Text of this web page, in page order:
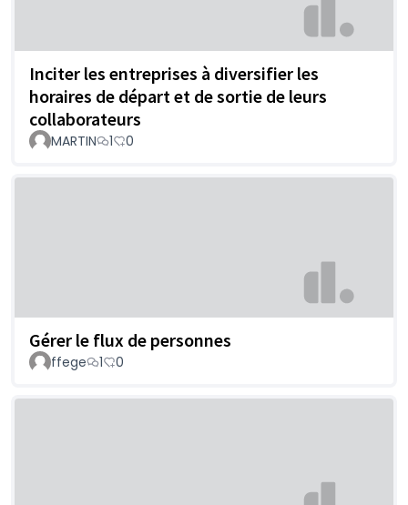
Inciter les entreprises à diversifier les
horaires de départ et de sortie de leurs
collaborateurs
MARTIN 1 0
Gérer le flux de personnes
ffege 1 0